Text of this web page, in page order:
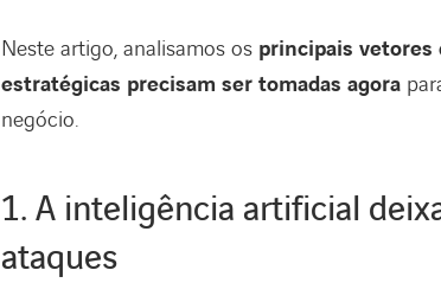
Neste artigo, analisamos os principais vetores
estratégicas precisam ser tomadas agora
negócio.
1. A inteligência artificial
ataques